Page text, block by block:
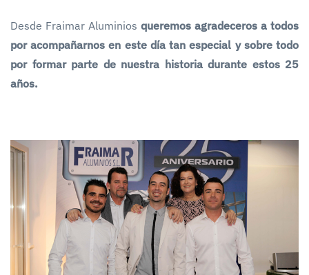
Desde Fraimar Aluminios queremos agradeceros a todos
por acompañarnos en este día tan especial y sobre todo
por formar parte de nuestra historia durante estos 25
años.